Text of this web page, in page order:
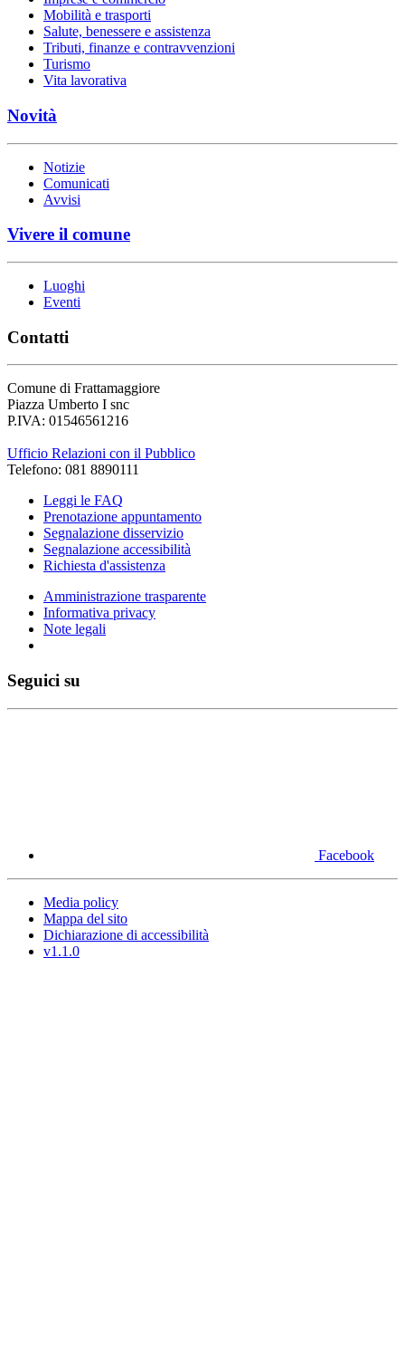
Mobilità e trasporti
Salute, benessere e assistenza
Tributi, finanze e contravvenzioni
Turismo
Vita lavorativa
Novità
Notizie
Comunicati
Avvisi
Vivere il comune
Luoghi
Eventi
Contatti
Comune di Frattamaggiore
Piazza Umberto I snc
P.IVA: 01546561216
Ufficio Relazioni con il Pubblico
Telefono: 081 8890111
Leggi le FAQ
Prenotazione appuntamento
Segnalazione disservizio
Segnalazione accessibilità
Richiesta d'assistenza
Amministrazione trasparente
Informativa privacy
Note legali
Seguici su
Facebook
Media policy
Mappa del sito
Dichiarazione di accessibilità
v1.1.0